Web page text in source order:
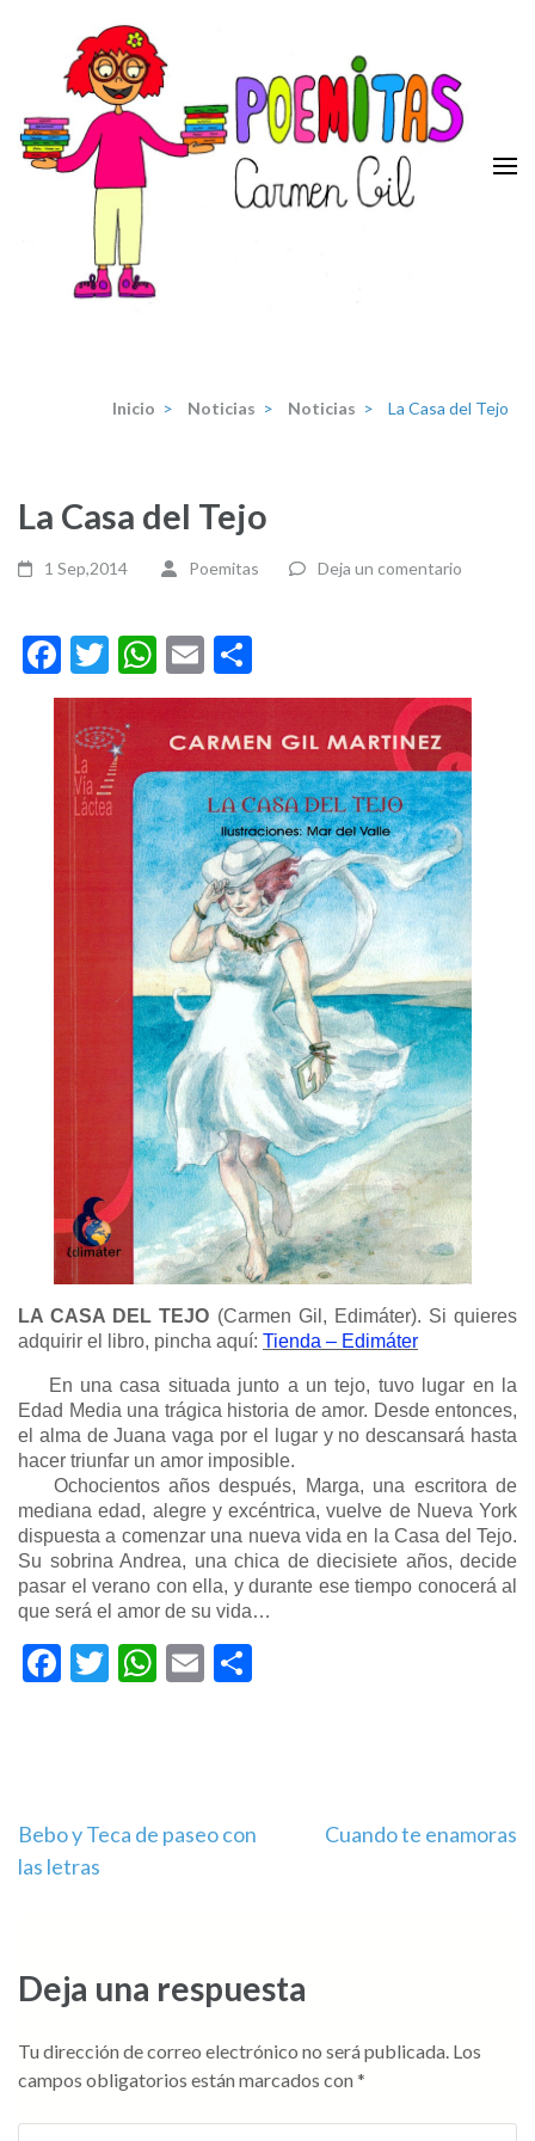
contenido
(presiona
tecla
Inicio > Noticias > Noticias > La Casa del Tejo
La Casa del Tejo
1 Sep,2014 Poemitas Deja un comentario
Facebook
Twitter
WhatsApp
Email
LA CASA DEL TEJO (Carmen Gil, Edimáter). Si quieres
adquirir el libro, pincha aquí: Tienda – Edimáter
En una casa situada junto a un tejo, tuvo lugar en la
Edad Media una trágica historia de amor. Desde entonces,
el alma de Juana vaga por el lugar y no descansará hasta
hacer triunfar un amor imposible.
Ochocientos años después, Marga, una escritora de
mediana edad, alegre y excéntrica, vuelve de Nueva York
dispuesta a comenzar una nueva vida en la Casa del Tejo.
Su sobrina Andrea, una chica de diecisiete años, decide
pasar el verano con ella, y durante ese tiempo conocerá al
que será el amor de su vida…
Facebook
Twitter
WhatsApp
Email
Navegación
de
Bebo y Teca de paseo con
las letras
Cuando te enamoras
Deja una respuesta
Tu dirección de correo electrónico no será publicada. Los
campos obligatorios están marcados con *